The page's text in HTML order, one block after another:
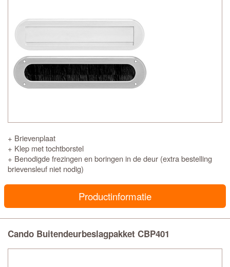
+ Brievenplaat
+ Klep met tochtborstel
+ Benodigde frezingen en boringen in de deur (extra bestelling
brievensleuf niet nodig)
Productinformatie
Cando Buitendeurbeslagpakket CBP401